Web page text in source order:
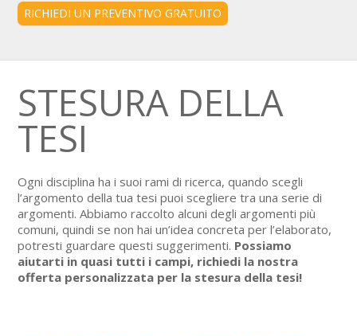
RICHIEDI UN PREVENTIVO GRATUITO
STESURA DELLA
TESI
Ogni disciplina ha i suoi rami di ricerca, quando scegli
l’argomento della tua tesi puoi scegliere tra una serie di
argomenti. Abbiamo raccolto alcuni degli argomenti più
comuni, quindi se non hai un’idea concreta per l’elaborato,
potresti guardare questi suggerimenti. Possiamo
aiutarti in ​​quasi tutti i campi, richiedi la nostra
offerta personalizzata per la stesura della tesi!